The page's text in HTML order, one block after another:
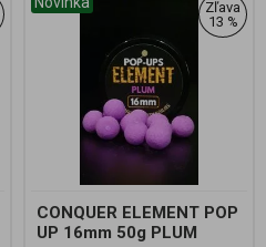
Zľava
13 %
CONQUER ELEMENT POP
UP 16mm 50g PLUM